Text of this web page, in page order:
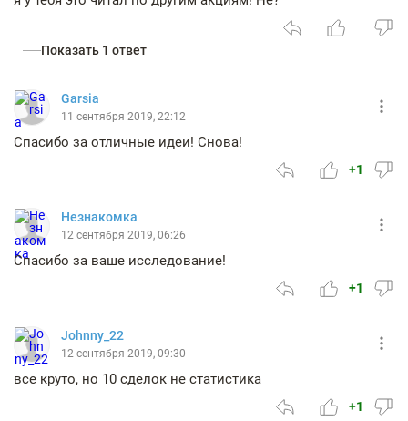
Показать 1 ответ
Garsia
11 сентября 2019, 22:12
Спасибо за отличные идеи! Снова!
+1
Незнакомка
12 сентября 2019, 06:26
Спасибо за ваше исследование!
+1
Johnny_22
12 сентября 2019, 09:30
все круто, но 10 сделок не статистика
+1